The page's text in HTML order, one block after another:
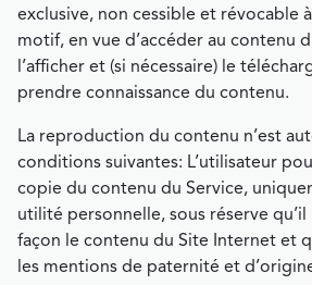
exclusive, non cessible et révocable
motif, en vue d’accéder au contenu
l’afficher et (si nécessaire) le
prendre connaissance du contenu.
La reproduction du contenu n’est
conditions suivantes: L’utilisateur
copie du contenu du Service,
utilité personnelle, sous réserve qu’il
façon le contenu du Site Internet et
les mentions de paternité et